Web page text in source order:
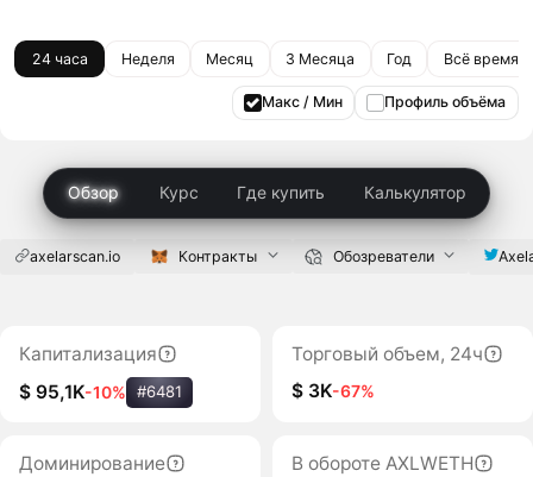
24 часа Неделя Месяц 3 Месяца Год Всё время
Макс / Мин Профиль объёма
Обзор Курс Где купить Калькулятор
axelarscan.io Контракты Обозреватели
Капитализация
$ 95,1K-10% #6481
Торговый объем, 24ч
$ 3K-67%
Доминирование
В обороте AXLWETH